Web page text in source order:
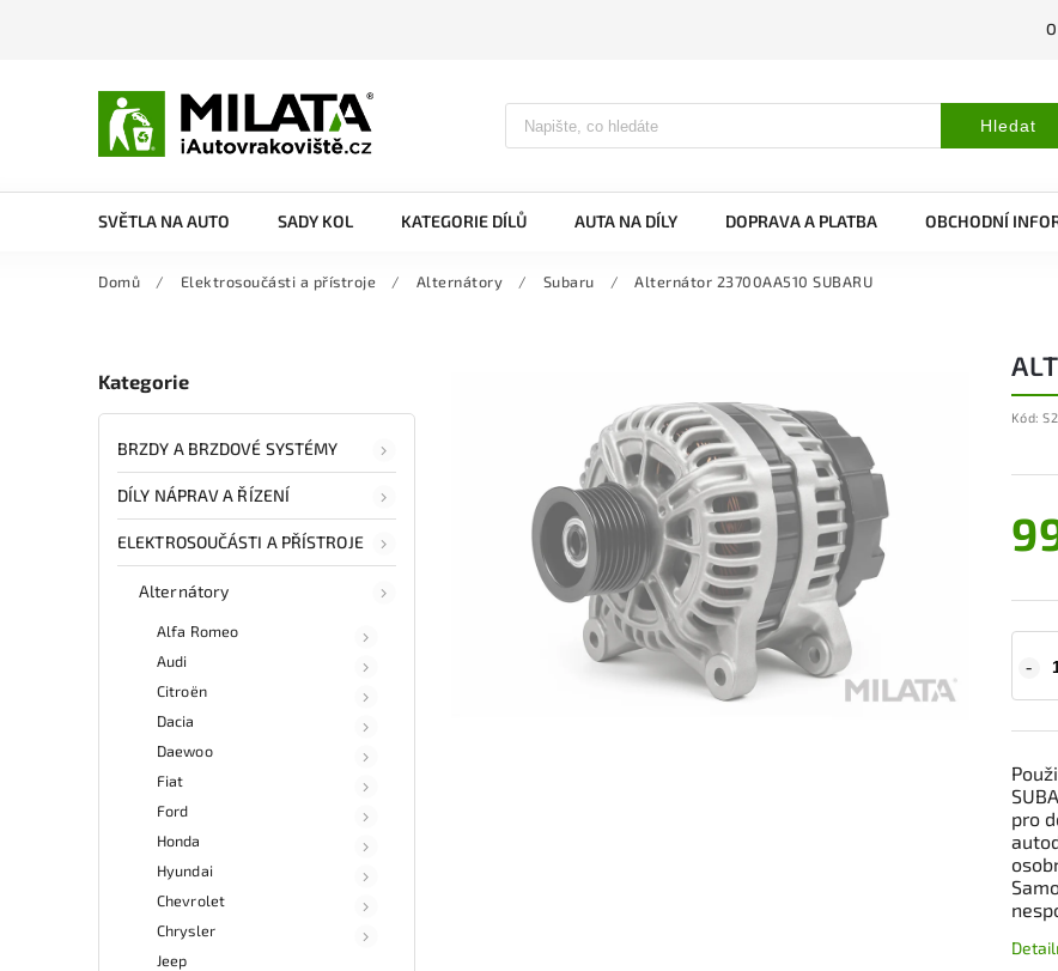
Hledat
SVĚTLA NA AUTO SADY KOL KATEGORIE DÍLŮ AUTA NA DÍLY DOPRAVA A PLATBA OBCHODNÍ
Domů / Elektrosoučásti a přístroje / Alternátory / Subaru / Alternátor 23700AA510 SUBARU
Kategorie
BRZDY A BRZDOVÉ SYSTÉMY
DÍLY NÁPRAV A ŘÍZENÍ
ELEKTROSOUČÁSTI A PŘÍSTROJE
Alternátory
Alfa Romeo
Audi
Citroën
Dacia
Daewoo
Fiat
Ford
Honda
Hyundai
Chevrolet
Chrysler
Jeep
Kód:
pro